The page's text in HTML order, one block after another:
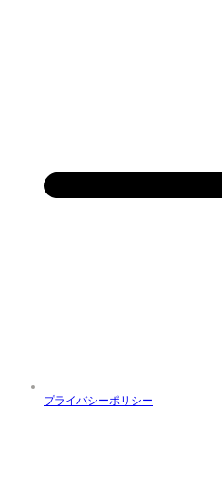
プライバシーポリシー